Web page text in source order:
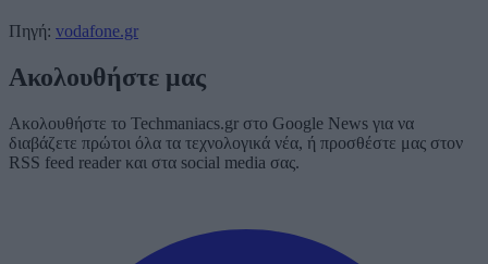
Πηγή: vodafone.gr
Ακολουθήστε μας
Ακολουθήστε το Techmaniacs.gr στο Google News για να
διαβάζετε πρώτοι όλα τα τεχνολογικά νέα, ή προσθέστε μας στον
RSS feed reader και στα social media σας.